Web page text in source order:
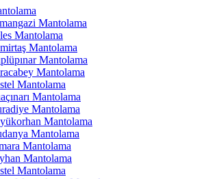
Mantolama
Mantolama
Mantolama
Mantolama
Mantolama
Mantolama
Mantolama
Mantolama
Mantolama
Mantolama
Mantolama
Mantolama
Mantolama